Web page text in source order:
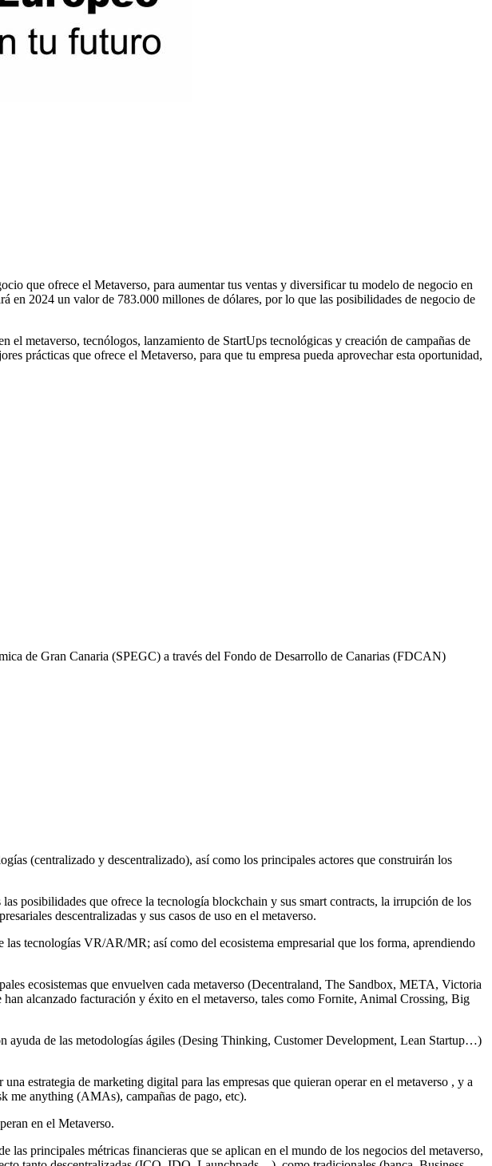
que ofrece el Metaverso, para aumentar tus ventas y diversificar tu modelo de negocio en
en 2024 un valor de 783.000 millones de dólares, por lo que las posibilidades de negocio de
metaverso, tecnólogos, lanzamiento de StartUps tecnológicas y creación de campañas de
prácticas que ofrece el Metaverso, para que tu empresa pueda aprovechar esta oportunidad,
de Gran Canaria (SPEGC) a través del Fondo de Desarrollo de Canarias (FDCAN)
(centralizado y descentralizado), así como los principales actores que construirán los
las posibilidades que ofrece la tecnología blockchain y sus smart contracts, la irrupción de los
descentralizadas y sus casos de uso en el metaverso.
tecnologías VR/AR/MR; así como del ecosistema empresarial que los forma, aprendiendo
ecosistemas que envuelven cada metaverso (Decentraland, The Sandbox, META, Victoria
alcanzado facturación y éxito en el metaverso, tales como Fornite, Animal Crossing, Big
ayuda de las metodologías ágiles (Desing Thinking, Customer Development, Lean Startup…)
estrategia de marketing digital para las empresas que quieran operar en el metaverso , y a
me anything (AMAs), campañas de pago, etc).
en el Metaverso.
las principales métricas financieras que se aplican en el mundo de los negocios del metaverso,